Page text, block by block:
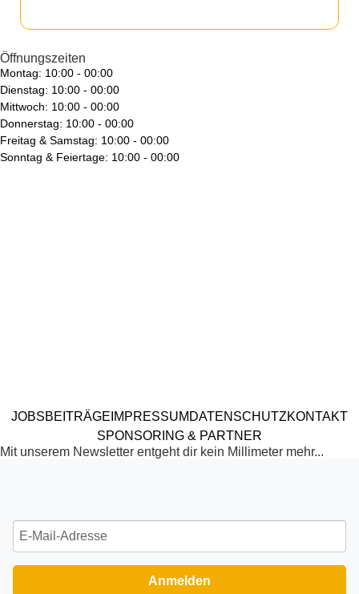
Öffnungszeiten
Montag: 10:00 - 00:00
Dienstag: 10:00 - 00:00
Mittwoch: 10:00 - 00:00
Donnerstag: 10:00 - 00:00
Freitag & Samstag: 10:00 - 00:00
Sonntag & Feiertage: 10:00 - 00:00
JOBSBEITRÄGE IMPRESSUM DATENSCHUTZKONTAKT
SPONSORING & PARTNER
Mit unserem Newsletter entgeht dir kein Millimeter mehr...
Anmelden